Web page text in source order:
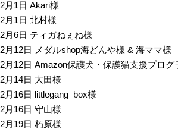
2月1日 Akari様
2月1日 北村様
2月6日 ティガねぇね様
2月12日 メダルshop海どんや様 & 海ママ様
2月12日 Amazon保護犬・保護猫支援プログ
2月14日 大田様
2月16日 littlegang_box様
2月16日 守山様
2月19日 朽原様